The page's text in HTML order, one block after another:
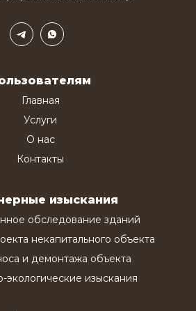
Главная
Услуги
О нас
Контакты
изыскания
обследование зданий
некапитального объекта
и демонтажа объекта
изыскания